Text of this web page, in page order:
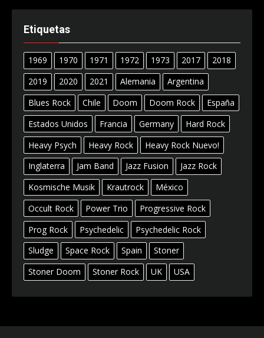
Etiquetas
1969 1970 1971 1972 1973 2017
2018
2019
2020 2021 Alemania
Argentina
Blues Rock
Chile Doom Doom Rock
España
Estados Unidos
Francia Germany
Hard Rock
Heavy Psych
Heavy Rock
Heavy Rock Nuevo!
Inglaterra
Jam Band Jazz Fusion
Jazz Rock
Kosmische Musik
Krautrock
México
Occult Rock
Power Trio
Progressive Rock
Prog Rock
Psychedelic
Psychedelic Rock
Sludge
Space Rock Spain
Stoner
Stoner Doom
Stoner Rock UK USA